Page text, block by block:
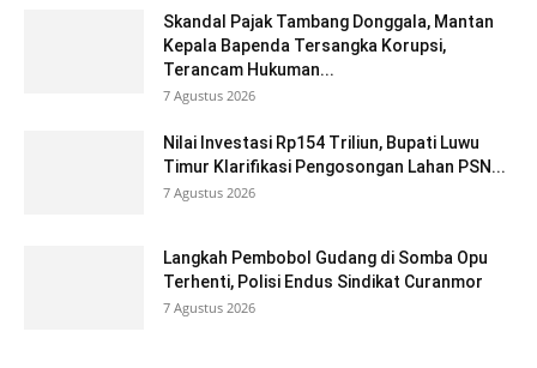
Skandal Pajak Tambang Donggala, Mantan
Kepala Bapenda Tersangka Korupsi,
Terancam Hukuman...
7 Agustus 2026
Nilai Investasi Rp154 Triliun, Bupati Luwu
Timur Klarifikasi Pengosongan Lahan PSN...
7 Agustus 2026
Langkah Pembobol Gudang di Somba Opu
Terhenti, Polisi Endus Sindikat Curanmor
7 Agustus 2026